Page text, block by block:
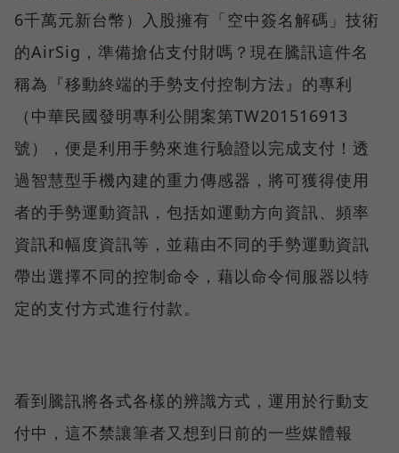
6千萬元新台幣）入股擁有「空中簽名解碼」技術
的AirSig，準備搶佔支付財嗎？現在騰訊這件名
稱為『移動終端的手勢支付控制方法』的專利
（中華民國發明專利公開案第TW201516913
號），便是利用手勢來進行驗證以完成支付！透
過智慧型手機內建的重力傳感器，將可獲得使用
者的手勢運動資訊，包括如運動方向資訊、頻率
資訊和幅度資訊等，並藉由不同的手勢運動資訊
帶出選擇不同的控制命令，藉以命令伺服器以特
定的支付方式進行付款。
看到騰訊將各式各樣的辨識方式，運用於行動支
付中，這不禁讓筆者又想到日前的一些媒體報